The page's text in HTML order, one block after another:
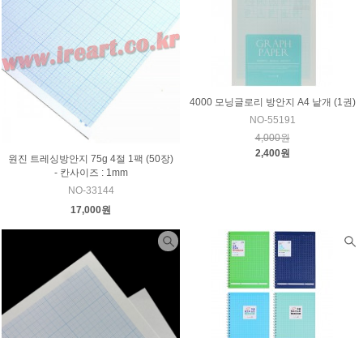
원진 트레싱방안지 75g 4절 1팩 (50장)
- 칸사이즈 : 1mm
NO-33144
17,000원
4000 모닝글로리 방안지 A4 낱개 (1권)
NO-55191
4,000원
2,400원